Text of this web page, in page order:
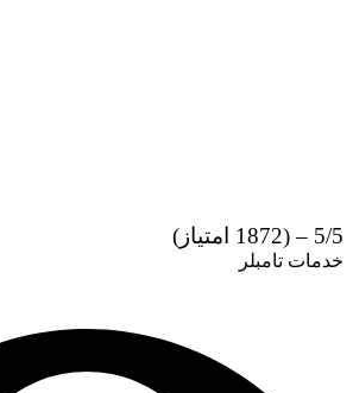
5/5 – (1872 امتیاز)
خدمات تامبلر